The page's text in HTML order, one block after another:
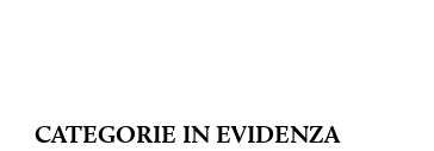
CATEGORIE IN EVIDENZA